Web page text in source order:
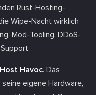
Rust-Hosting-
Wipe-Nacht wirklich
Mod-Tooling, DDoS-
Host Havoc. Das
eigene Hardware,